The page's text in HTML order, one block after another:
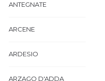
ANTEGNATE
ARCENE
ARDESIO
ARZAGO D'ADDA